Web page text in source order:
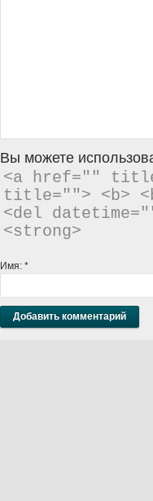
Вы можете
<a href=""
title=""> <b>
<del
<strong>
Имя: *